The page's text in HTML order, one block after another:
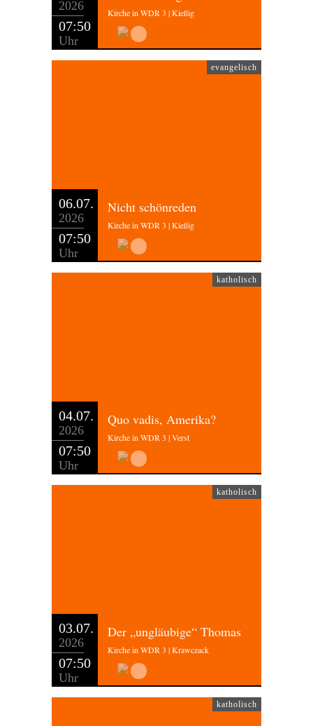
2026
07:50
Uhr
Kirche in WDR 3 | Kießig
evangelisch
06.07.
2026
07:50
Uhr
Nicht schönreden
Kirche in WDR 3 | Kießig
katholisch
04.07.
2026
07:50
Uhr
Quo vadis, Amerika?
Kirche in WDR 3 | Verst
katholisch
03.07.
2026
07:50
Uhr
Der „ungläubige“ Thomas
Kirche in WDR 3 | Krawczack
katholisch